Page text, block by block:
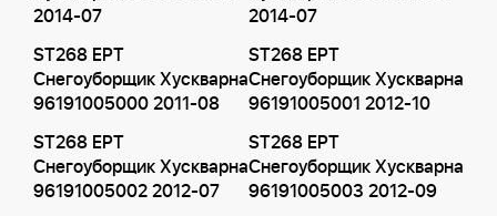
2014-07
2014-07
ST268 EPT
Снегоуборщик Хускварна
96191005000 2011-08
ST268 EPT
Снегоуборщик Хускварна
96191005001 2012-10
ST268 EPT
Снегоуборщик Хускварна
96191005002 2012-07
ST268 EPT
Снегоуборщик Хускварна
96191005003 2012-09